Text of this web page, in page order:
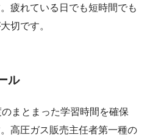
疲れている日でも短時間でも
切です。
ル
まとまった学習時間を確保
高圧ガス販売主任者第一種の